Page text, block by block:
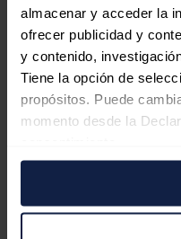
almacenar y acceder la
ofrecer publicidad y
y contenido,
Tiene la opción de
propósitos. Puede
momento desde la
Si lo permite, también
Recopilar
puede tener una
La inversión
cambia de
redes
Sandra Acosta07/08/
Tecnología
para